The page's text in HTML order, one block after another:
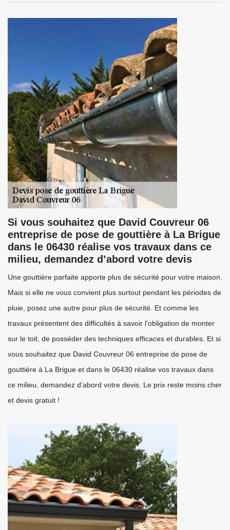
Si vous souhaitez que David Couvreur 06
entreprise de pose de gouttière à La Brigue
dans le 06430 réalise vos travaux dans ce
milieu, demandez d’abord votre devis
Une gouttière parfaite apporte plus de sécurité pour votre maison.
Mais si elle ne vous convient plus surtout pendant les périodes de
pluie, posez une autre pour plus de sécurité. Et comme les
travaux présentent des difficultés à savoir l’obligation de monter
sur le toit, de posséder des techniques efficaces et durables. Et si
vous souhaitez que David Couvreur 06 entreprise de pose de
gouttière à La Brigue et dans le 06430 réalise vos travaux dans
ce milieu, demandez d’abord votre devis. Le prix reste moins cher
et devis gratuit !